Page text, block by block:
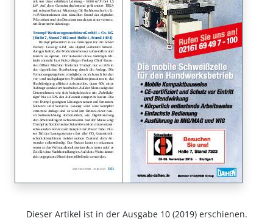
Dieser Artikel ist in der Ausgabe 10 (2019) erschienen.